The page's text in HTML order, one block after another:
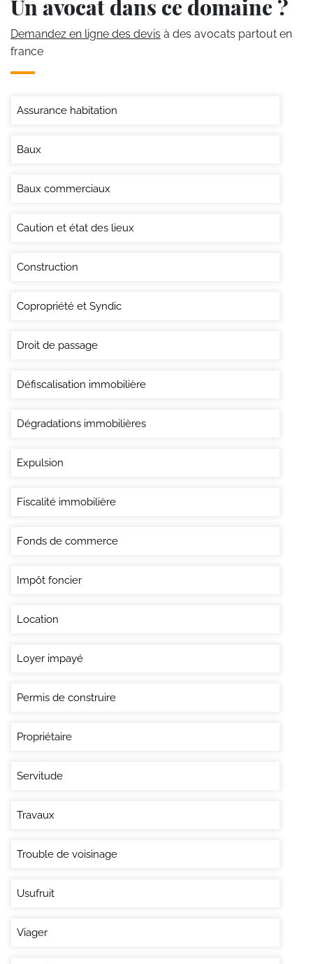
Un avocat dans ce domaine ?
Demandez en ligne des devis à des avocats partout en
france
Assurance habitation
Baux
Baux commerciaux
Caution et état des lieux
Construction
Copropriété et Syndic
Droit de passage
Défiscalisation immobilière
Dégradations immobilières
Expulsion
Fiscalité immobilière
Fonds de commerce
Impôt foncier
Location
Loyer impayé
Permis de construire
Propriétaire
Servitude
Travaux
Trouble de voisinage
Usufruit
Viager